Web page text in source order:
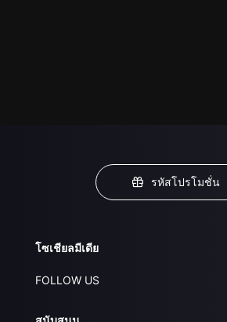
รหัสโปรโมชั่น
โซเชียลมีเดีย
FOLLOW US